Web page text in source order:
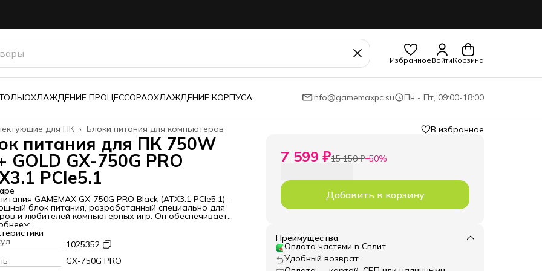
ИзбранноеВойтиКорзина
ОХЛАЖДЕНИЕ ПРОЦЕССОРАОХЛАЖДЕНИЕ КОРПУСА info@gamemaxpc.su Пн - Пт, 09:00-18:00
Блоки питания для компьютеров
для ПК ›
питания для ПК 750W
GOLD GX-750G PRO
PCIe5.1
GAMEMAX GX-750G PRO Black (ATX3.1 PCIe5.1) -
блок питания, разработанный специально для
и любителей компьютерных игр. Он обеспечивает
и надежное электропитание для всех
вашего компьютера, включая процессор,
жесткий диск и другие устройства.
характеристики блока питания:
- ATX 12V Ver. 3.1
- 750 Ватт
1025352
GX-750G PRO
В избранное
7 599 ₽15 150 ₽−50%
Добавить в корзину
Преимущества
Оплата частями в Сплит
Удобный возврат